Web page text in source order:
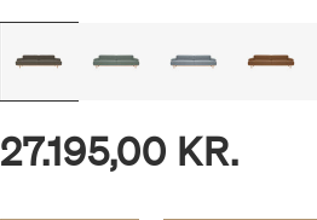
27.195,00 KR.